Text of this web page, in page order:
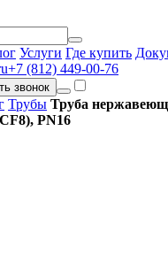
Услуги Где купить
+7 (812) 449-00-76
звонок
Трубы Труба
PN16